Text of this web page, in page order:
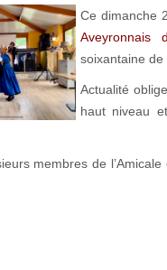
Ce dimanche
Aveyronnais
soixantaine de
Actualité
haut niveau
membres de